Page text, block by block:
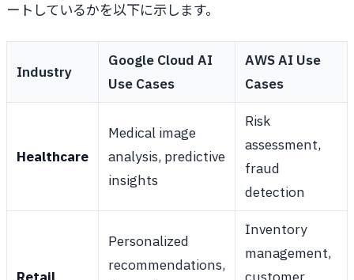
ートしているかを以下に示します。
Industry
Google Cloud AI
Use Cases
AWS AI Use
Cases
Healthcare
Medical image
analysis, predictive
insights
Risk
assessment,
fraud
detection
Personalized
recommendations,
Inventory
management,